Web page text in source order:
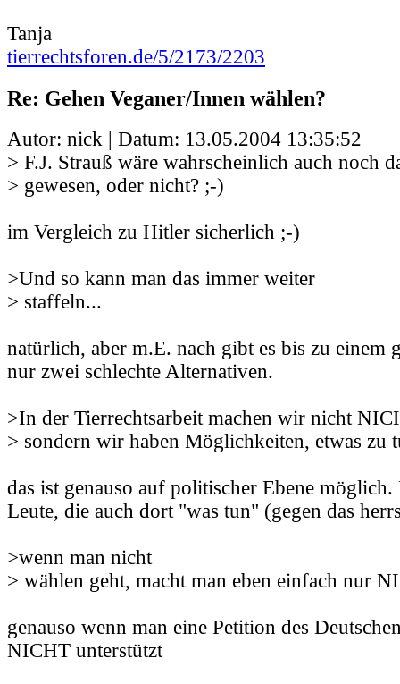
Tanja
tierrechtsforen.de/5/2173/2203
Re: Gehen Veganer/Innen wählen?
Autor: nick | Datum: 13.05.2004 13:35:52
> F.J. Strauß wäre wahrscheinlich auch noch
> gewesen, oder nicht? ;-)
im Vergleich zu Hitler sicherlich ;-)
>Und so kann man das immer weiter
> staffeln...
natürlich, aber m.E. nach gibt es bis zu einem
nur zwei schlechte Alternativen.
>In der Tierrechtsarbeit machen wir nicht
> sondern wir haben Möglichkeiten, etwas zu
das ist genauso auf politischer Ebene
Leute, die auch dort "was tun" (gegen das
>wenn man nicht
> wählen geht, macht man eben einfach nur
genauso wenn man eine Petition des
NICHT unterstützt